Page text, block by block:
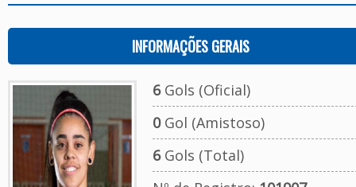
INFORMAÇÕES GERAIS
6Gols (Oficial)
0Gol (Amistoso)
6Gols (Total)